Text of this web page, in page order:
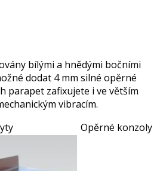
bílými a hnědými bočními
dodat 4 mm silné opěrné
parapet zafixujete i ve větším
vibracím.
Opěrné konzoly